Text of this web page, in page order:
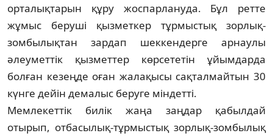
орталықтарын құру жоспарлануда. Бұл ретте
жұмыс беруші қызметкер тұрмыстық зорлық-
зомбылықтан зардап шеккендерге арнаулы
әлеуметтік қызметтер көрсететін ұйымдарда
болған кезеңде оған жалақысы сақталмайтын 30
күнге дейін демалыс беруге міндетті.
Мемлекеттік билік жаңа заңдар қа­был­дай
отырып, отбасылық-тұрмыстық зорлық-зомбылық